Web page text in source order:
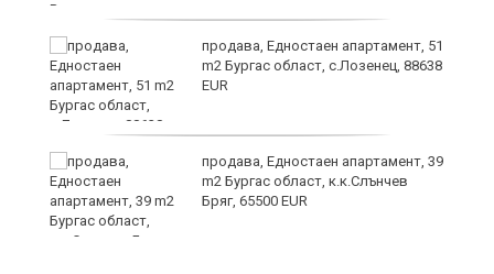
продава, Едностаен апартамент, 51
m2 Бургас област, с.Лозенец, 88638
EUR
продава, Едностаен апартамент, 39
m2 Бургас област, к.к.Слънчев
Бряг, 65500 EUR